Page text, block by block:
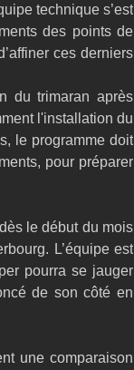
technique s’est
des points de
ces derniers
du trimaran après
l'installation du
le programme doit
pour préparer
le début du mois
L’équipe est
pourra se jauger
de son côté en
une comparaison